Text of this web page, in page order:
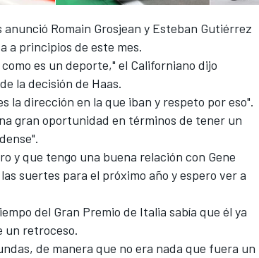
Romain Grosjean y Esteban Gutiérrez
a principios de este mes.
es un deporte," el Californiano dijo
la decisión de Haas.
la dirección en la que iban y respeto por eso".
gran oportunidad en términos de tener un
y que tengo una buena relación con Gene
suertes para el próximo año y espero ver a
del Gran Premio de Italia sabía que él ya
un retroceso.
de manera que no era nada que fuera un